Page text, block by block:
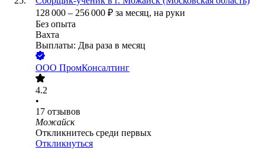
128 000 – 256 000 ₽ за месяц, на руки
Без опыта
Вахта
Выплаты: Два раза в месяц
ООО ПромКонсалтинг
4.2
•
17 отзывов
Можайск
Откликнитесь среди первых
Откликнуться